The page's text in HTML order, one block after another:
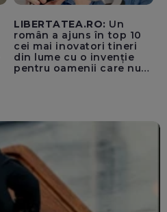
LIBERTATEA.RO: Un
român a ajuns în top 10
cei mai inovatori tineri
din lume cu o invenție
pentru oamenii care nu